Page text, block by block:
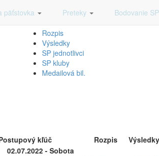
päťstovka Preteky Bodovanie SP
päťstovka
Rozpis
Výsledky
SP jednotlivci
SP kluby
Medailová bil.
kľúč Rozpis Výsledky
02.07.2022 - Sobota